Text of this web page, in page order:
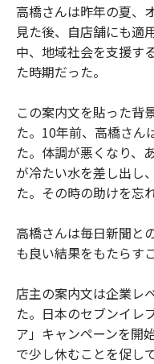
高橋さんは昨年の夏、
見た後、自店舗にも適
中、地域社会を支援す
た時期だった。
この案内文を貼った背
た。10年前、高橋さん
た。体調が悪くなり、
が冷たい水を差し出し
た。その時の助けを忘
高橋さんは毎日新聞と
も良い結果をもたらす
店主の案内文は企業レ
た。日本のセブンイレ
ア」キャンペーンを開
で少し休むことを促し